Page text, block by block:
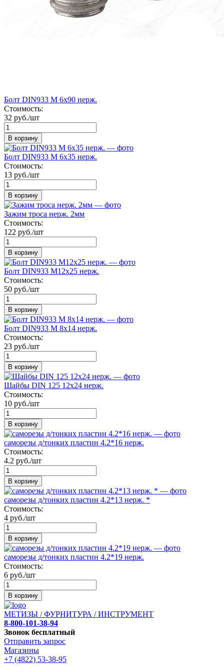
Болт DIN933 М 6х90 нерж.
Стоимость:
32 руб./шт
В корзину
Болт DIN933 М 6х35 нерж.
Стоимость:
13 руб./шт
В корзину
Зажим троса нерж. 2мм
Стоимость:
122 руб./шт
В корзину
Болт DIN933 М12х25 нерж.
Стоимость:
50 руб./шт
В корзину
Болт DIN933 М 8х14 нерж.
Стоимость:
23 руб./шт
В корзину
Шайбы DIN 125 12х24 нерж.
Стоимость:
10 руб./шт
В корзину
саморезы д/тонких пластин 4.2*16 нерж.
Стоимость:
4.2 руб./шт
В корзину
саморезы д/тонких пластин 4.2*13 нерж. *
Стоимость:
4 руб./шт
В корзину
саморезы д/тонких пластин 4.2*19 нерж.
Стоимость:
6 руб./шт
В корзину
МЕТИЗЫ / ФУРНИТУРА / ИНСТРУМЕНТ
8-800-101-38-94
Звонок бесплатный
Отправить запрос
Магазины
+7 (4822) 53-38-95